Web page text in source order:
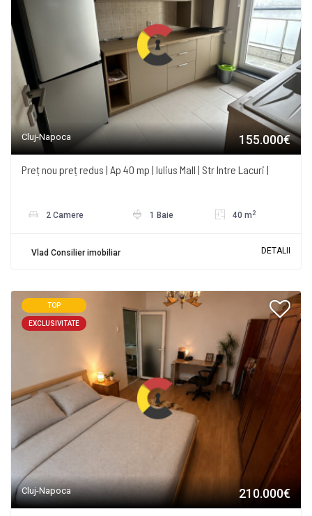
Cluj-Napoca 155.000€
Preț nou preț redus | Ap 40 mp | Iulius Mall | Str Intre Lacuri |
2 Camere 1 Baie 40 m 2
Vlad Consilier imobiliar DETALII
TOP
EXCLUSIVITATE
Cluj-Napoca 210.000€